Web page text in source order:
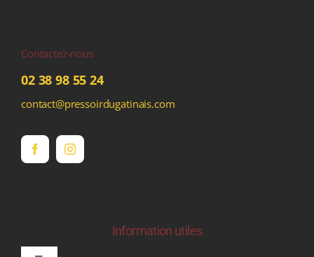
Contactez-nous
02 38 98 55 24
contact@pressoirdugatinais.com
Information utiles